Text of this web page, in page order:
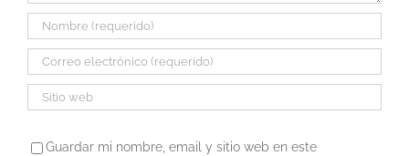
Guardar mi nombre, email y sitio web en este